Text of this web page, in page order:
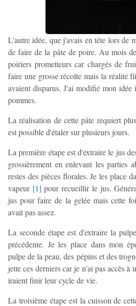
L'autre idée, que j'avais en tête lors de
de faire de la pâte de poire. Au mois
poiriers prometteurs car chargés de
faire une grosse récolte mais la réalité
avaient disparus. J'ai modifié mon
pommes.
La réalisation de cette pâte requiert
est possible d'étaler sur plusieurs jours.
La première étape est d'extraire le jus
grossièrement en enlevant les parties
restes des pièces florales. Je les place
vapeur [1] pour recueillir le jus.
jus pour faire de la gelée mais cette
avait pas assez.
La seconde étape est d'extraire la
précédente. Je les place dans mon
pulpe de la peau, des pépins et des
jette ces derniers car je n'ai pas accès à
iraient finir leur cycle de vie.
La troisième étape est la cuisson de